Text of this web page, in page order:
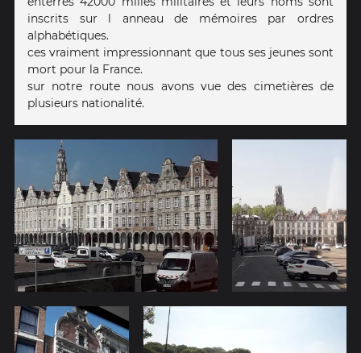
inscrits sur l anneau de mémoires par ordres
alphabétiques.
ces vraiment impressionnant que tous ses jeunes sont
mort pour la France.
sur notre route nous avons vue des cimetières de
plusieurs nationalité.